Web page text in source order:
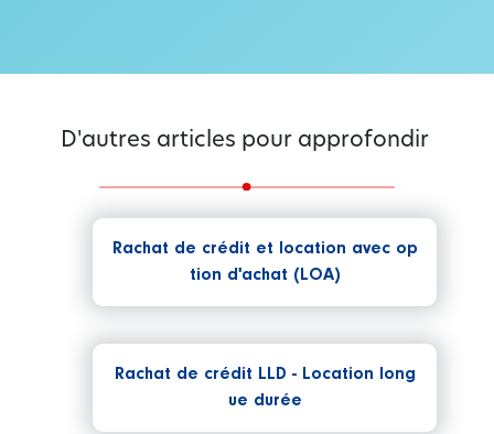
D'autres articles pour approfondir
Rachat de crédit et location avec op
tion d'achat (LOA)
Rachat de crédit LLD - Location long
ue durée